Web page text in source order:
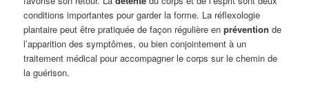
conditions importantes pour garder la forme. La réflexologie
plantaire peut être pratiquée de façon régulière enprévention de
l’apparition des symptômes, ou bien conjointement à un
traitement médical pour accompagner le corps sur le chemin de
la guérison.